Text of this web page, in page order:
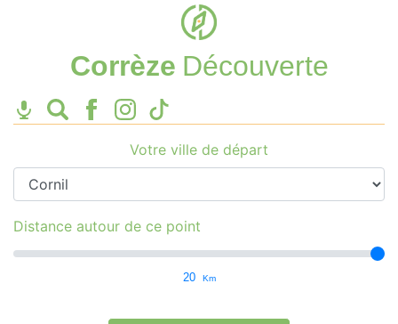
Corrèze Découverte
Votre ville de départ
Distance autour de ce point
20 Km